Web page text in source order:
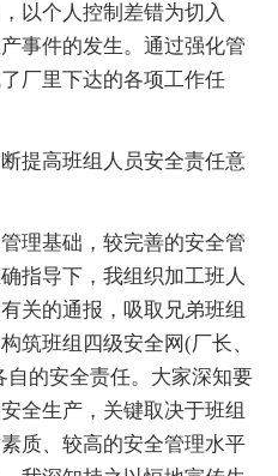
以个人控制差错为切入
事件的发生。通过强化管
厂里下达的各项工作任
提高班组人员安全责任意
理基础，较完善的安全管
指导下，我组织加工班人
关的通报，吸取兄弟班组
筑班组四级安全网(厂长、
的安全责任。大家深知要
全生产，关键取决于班组
质、较高的安全管理水平